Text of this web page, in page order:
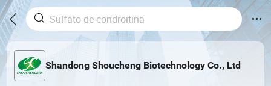
Shandong Shoucheng Biotechnology Co., Ltd